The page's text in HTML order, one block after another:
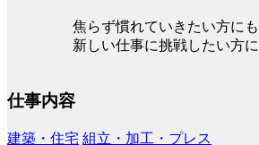
焦らず慣れていきたい方にも
新しい仕事に挑戦したい方
仕事内容
建築・住宅 組立・加工・プレス